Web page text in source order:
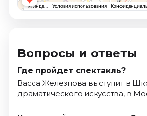
Вопросы и ответы
Где пройдет спектакль?
Васса Железнова выступит в
драматического искусства, в